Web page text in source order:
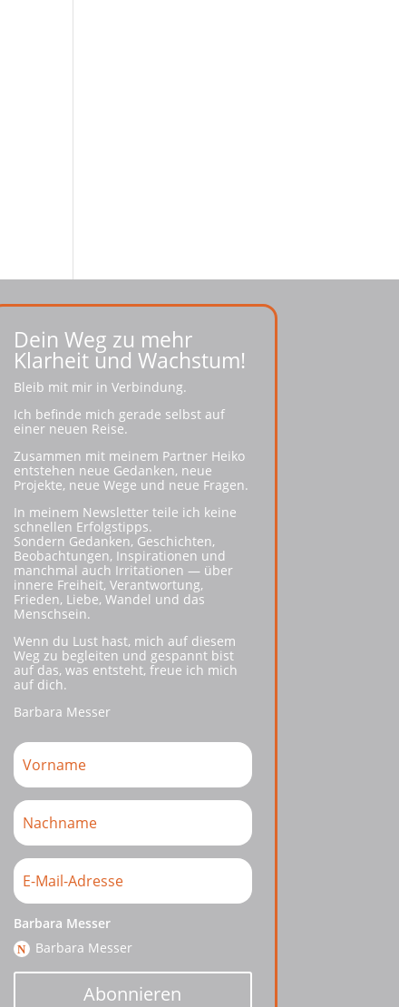
Dein Weg zu mehr
Klarheit und Wachstum!
Bleib mit mir in Verbindung.
Ich befinde mich gerade selbst auf
einer neuen Reise.
Zusammen mit meinem Partner Heiko
entstehen neue Gedanken, neue
Projekte, neue Wege und neue Fragen.
In meinem Newsletter teile ich keine
schnellen Erfolgstipps.
Sondern Gedanken, Geschichten,
Beobachtungen, Inspirationen und
manchmal auch Irritationen — über
innere Freiheit, Verantwortung,
Frieden, Liebe, Wandel und das
Menschsein.
Wenn du Lust hast, mich auf diesem
Weg zu begleiten und gespannt bist
auf das, was entsteht, freue ich mich
auf dich.
Barbara Messer
Barbara Messer
Barbara Messer
Abonnieren